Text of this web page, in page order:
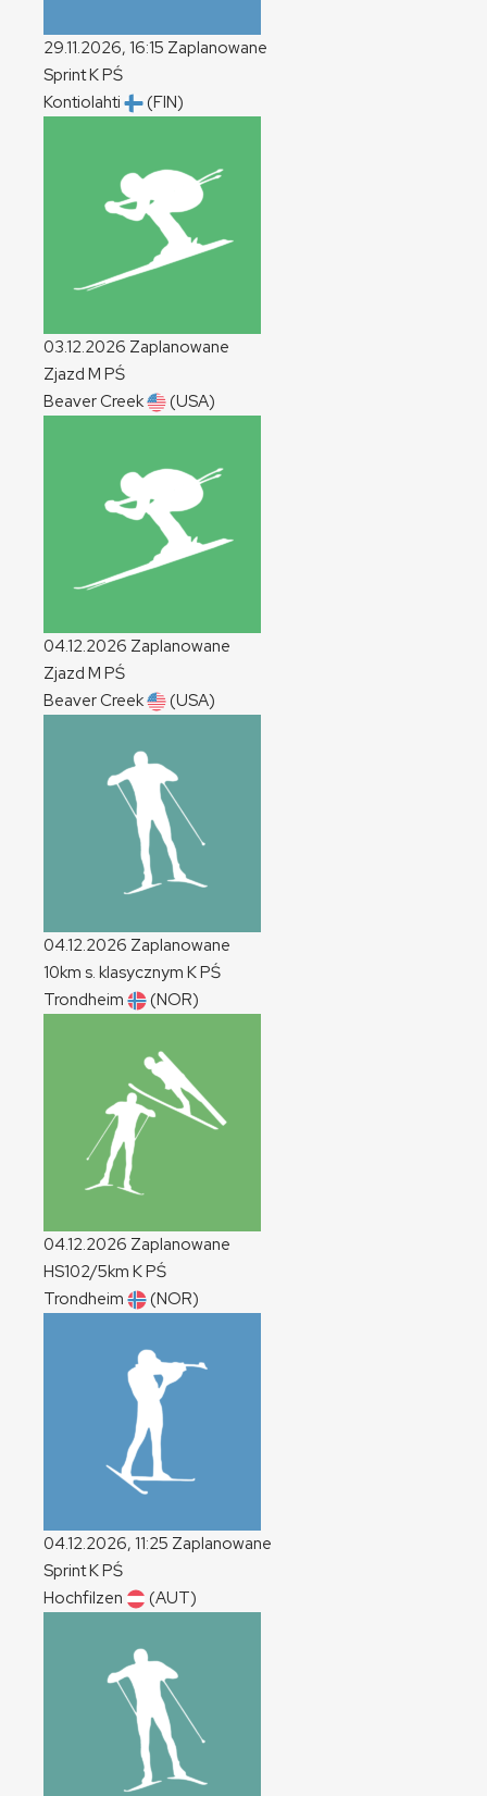
29.11.2026, 16:15 Zaplanowane
SprintKPŚ
Kontiolahti
(FIN)
03.12.2026 Zaplanowane
Zjazd M PŚ
Beaver Creek
(USA)
04.12.2026 Zaplanowane
Zjazd M PŚ
Beaver Creek
(USA)
04.12.2026 Zaplanowane
10km s. klasycznym KPŚ
Trondheim
(NOR)
04.12.2026 Zaplanowane
HS102/5km KPŚ
Trondheim
(NOR)
04.12.2026, 11:25 Zaplanowane
SprintKPŚ
Hochfilzen
(AUT)